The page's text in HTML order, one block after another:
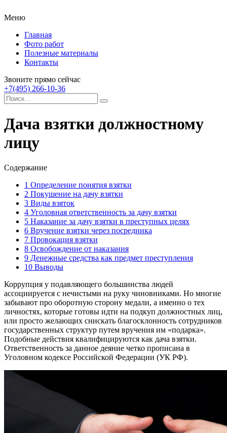
Меню
Главная
Фото работ
Полезные материалы
Контакты
Звоните прямо сейчас
+7(495) 266-10-36
Дача взятки должностному
лицу
Содержание
1 Определение понятия взятки
2 Покушение на дачу взятки
3 Виды взяток
4 Уголовная ответственность за дачу взятки
5 Наказание за дачу взятки в преступных целях
6 Вручение взятки через посредника
7 Провокация взятки
8 Освобождение от наказания
9 Денежные средства как предмет преступления
10 Выводы
Коррупция у подавляющего большинства людей
ассоциируется с нечистыми на руку чиновниками. Но многие
забывают про оборотную сторону медали, а именно о тех
личностях, которые готовы идти на подкуп должностных лиц,
или просто желающих снискать благосклонность сотрудников
государственных структур путем вручения им «подарка».
Подобные действия квалифицируются как дача взятки.
Ответственность за данное деяние четко прописана в
Уголовном кодексе Российской Федерации (УК РФ).